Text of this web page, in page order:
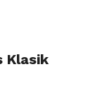
Klasik